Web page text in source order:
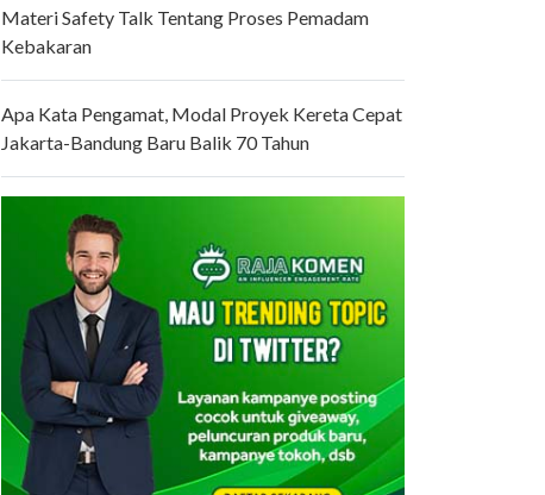
Materi Safety Talk Tentang Proses Pemadam
Kebakaran
Apa Kata Pengamat, Modal Proyek Kereta Cepat
Jakarta-Bandung Baru Balik 70 Tahun